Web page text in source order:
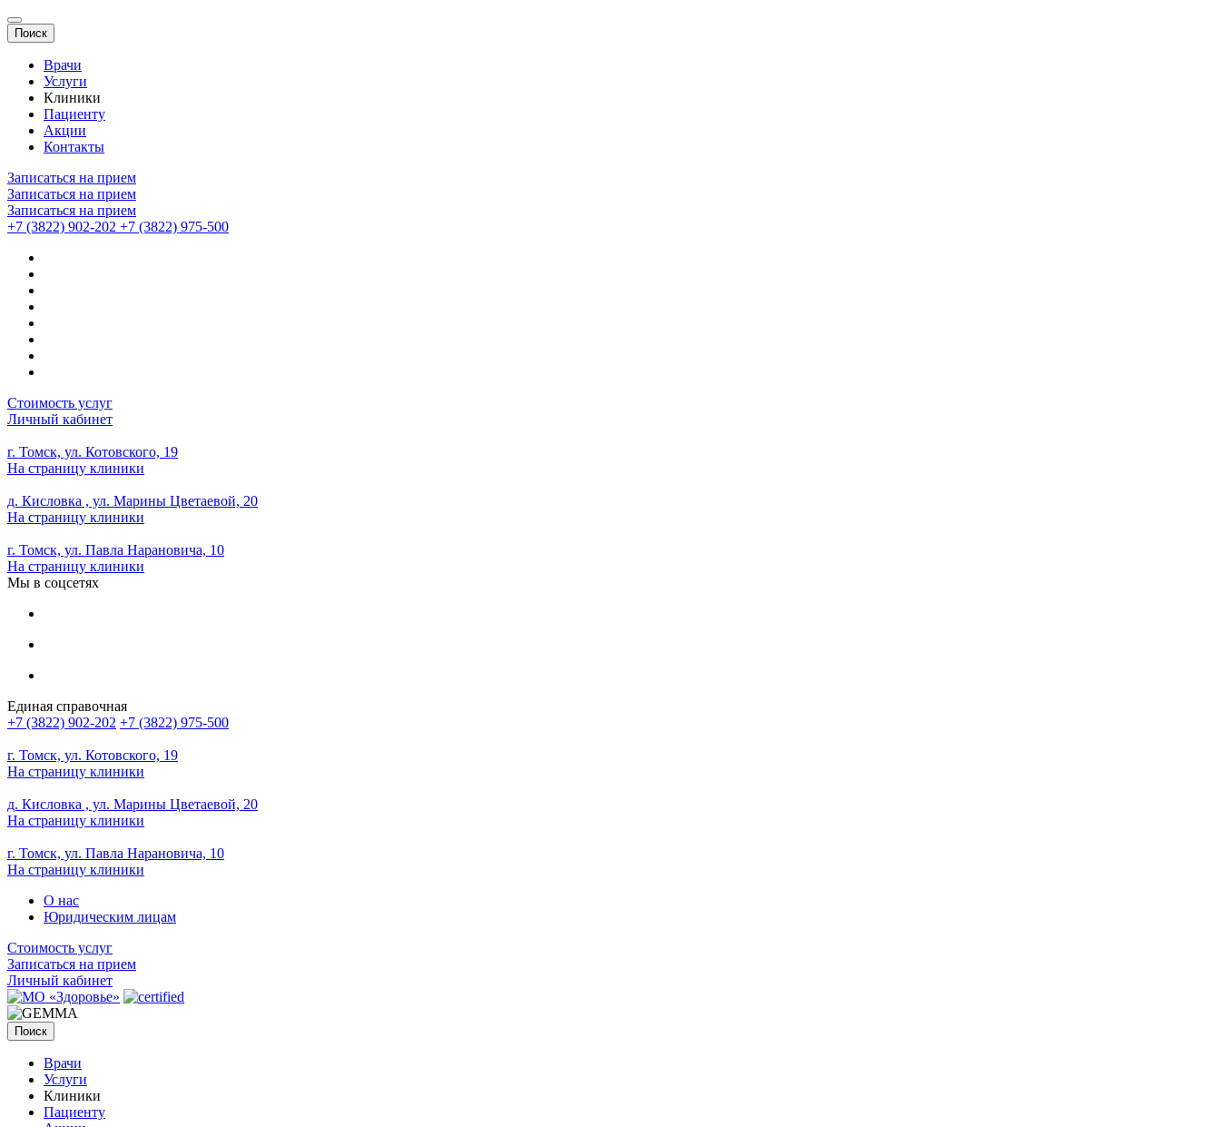
Поиск
Врачи
Услуги
Клиники
Пациенту
Акции
Контакты
Записаться на прием
Записаться на прием
Записаться на прием
+7 (3822) 902-202 +7 (3822) 975-500
Стоимость услуг
Личный кабинет
г. Томск, ул. Котовского, 19
На страницу клиники
д. Кисловка , ул. Марины Цветаевой, 20
На страницу клиники
г. Томск, ул. Павла Нарановича, 10
На страницу клиники
Мы в соцсетях
Единая справочная
+7 (3822) 902-202 +7 (3822) 975-500
г. Томск, ул. Котовского, 19
На страницу клиники
д. Кисловка , ул. Марины Цветаевой, 20
На страницу клиники
г. Томск, ул. Павла Нарановича, 10
На страницу клиники
О нас
Юридическим лицам
Стоимость услуг
Записаться на прием
Личный кабинет
Поиск
Врачи
Услуги
Клиники
Пациенту